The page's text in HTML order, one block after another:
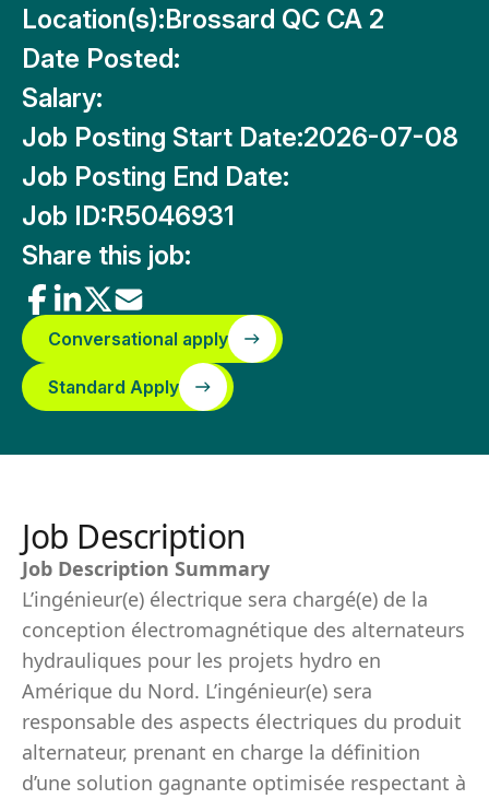
Location(s):Brossard QC CA 2
Date Posted:
Salary:
Job Posting Start Date:2026-07-08
Job Posting End Date:
Job ID:R5046931
Share this job:
Conversational apply
Standard Apply
Job Description
Job Description Summary
L’ingénieur(e) électrique sera chargé(e) de la
conception électromagnétique des alternateurs
hydrauliques pour les projets hydro en
Amérique du Nord. L’ingénieur(e) sera
responsable des aspects électriques du produit
alternateur, prenant en charge la définition
d’une solution gagnante optimisée respectant à